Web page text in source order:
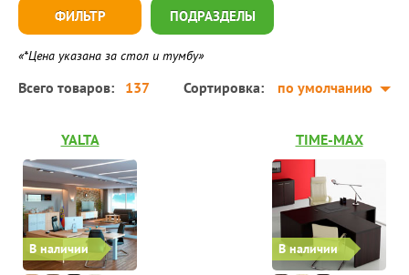
ФИЛЬТР ПОДРАЗДЕЛЫ
«*Цена указана за стол и тумбу»
Всего товаров: 137 Сортировка: по умолчанию
В наличии
YALTA
В наличии
TIME-MAX